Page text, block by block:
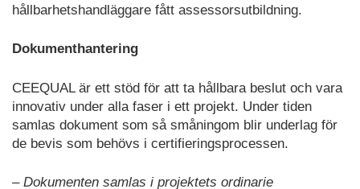
hållbarhetshandläggare fått assessorsutbildning.
Dokumenthantering
CEEQUAL är ett stöd för att ta hållbara beslut och vara
innovativ under alla faser i ett projekt. Under tiden
samlas dokument som så småningom blir underlag för
de bevis som behövs i certifieringsprocessen.
– Dokumenten samlas i projektets ordinarie